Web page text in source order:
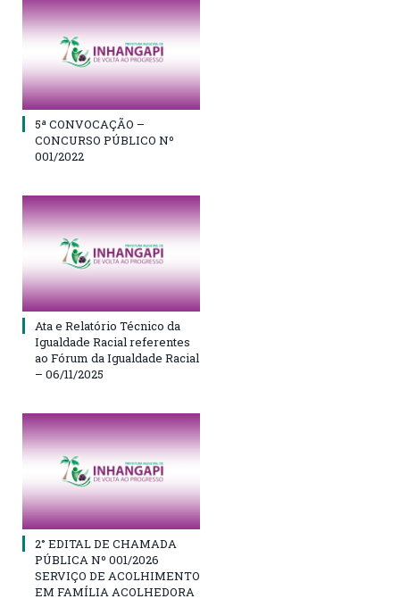
5ª CONVOCAÇÃO –
CONCURSO PÚBLICO Nº
001/2022
Ata e Relatório Técnico da
Igualdade Racial referentes
ao Fórum da Igualdade Racial
– 06/11/2025
2° EDITAL DE CHAMADA
PÚBLICA Nº 001/2026
SERVIÇO DE ACOLHIMENTO
EM FAMÍLIA ACOLHEDORA